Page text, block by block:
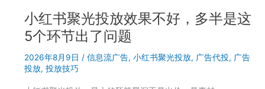
小红书聚光投放效果不好，多半是这
5个环节出了问题
2026年8月9日 / 信息流广告, 小红书聚光投放, 广告代投, 广告
投放, 投放技巧